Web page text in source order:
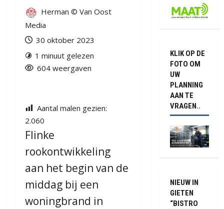
Herman © Van Oost
Media
30 oktober 2023
1 minuut gelezen
604 weergaven
Aantal malen gezien:
2.060
Flinke
rookontwikkeling
aan het begin van de
middag bij een
woningbrand in
KLIK OP DE
FOTO OM
UW
PLANNING
AAN TE
VRAGEN..
NIEUW IN
GIETEN
“BISTRO